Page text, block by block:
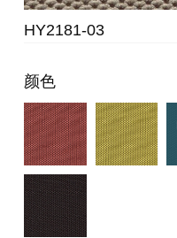
HY2181-03
颜色